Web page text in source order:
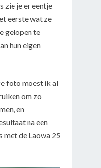
zie je er eentje
eerste wat ze
gelopen te
hun eigen
foto moest ik al
om zo
en
na een
met de Laowa 25